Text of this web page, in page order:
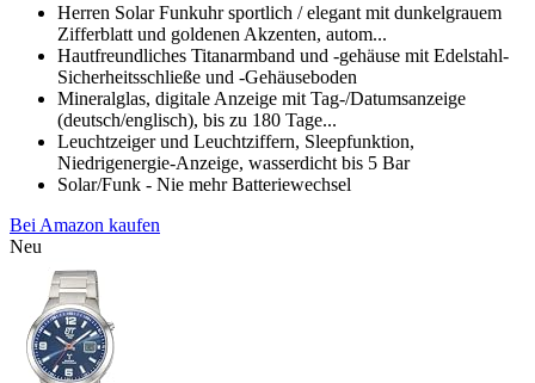
Herren Solar Funkuhr sportlich / elegant mit dunkelgrauem
Zifferblatt und goldenen Akzenten, autom...
Hautfreundliches Titanarmband und -gehäuse mit Edelstahl-
Sicherheitsschließe und -Gehäuseboden
Mineralglas, digitale Anzeige mit Tag-/Datumsanzeige
(deutsch/englisch), bis zu 180 Tage...
Leuchtzeiger und Leuchtziffern, Sleepfunktion,
Niedrigenergie-Anzeige, wasserdicht bis 5 Bar
Solar/Funk - Nie mehr Batteriewechsel
Bei Amazon kaufen
Neu